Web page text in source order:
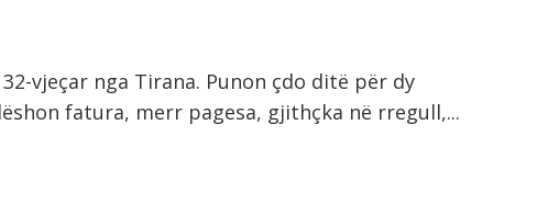
vjeçar nga Tirana. Punon çdo ditë për dy
fatura, merr pagesa, gjithçka në rregull,...